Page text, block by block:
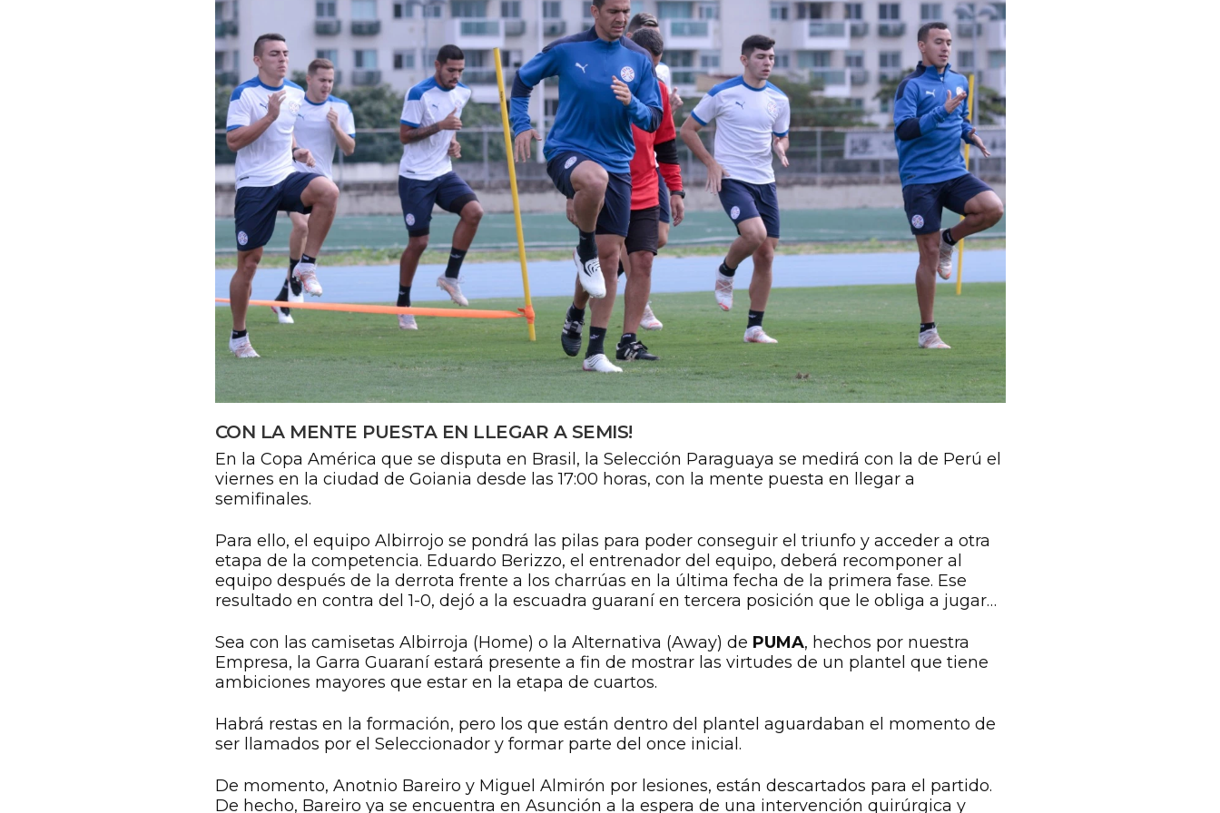
CON LA MENTE PUESTA EN LLEGAR A SEMIS!
En la Copa América que se disputa en Brasil, la Selección Paraguaya se medirá con la de Perú el
viernes en la ciudad de Goiania desde las 17:00 horas, con la mente puesta en llegar a
semifinales.
Para ello, el equipo Albirrojo se pondrá las pilas para poder conseguir el triunfo y acceder a otra
etapa de la competencia. Eduardo Berizzo, el entrenador del equipo, deberá recomponer al
equipo después de la derrota frente a los charrúas en la última fecha de la primera fase. Ese
resultado en contra del 1-0, dejó a la escuadra guaraní en tercera posición que le obliga a jugar
Sea con las camisetas Albirroja (Home) o la Alternativa (Away) de PUMA, hechos por nuestra
Empresa, la Garra Guaraní estará presente a fin de mostrar las virtudes de un plantel que tiene
ambiciones mayores que estar en la etapa de cuartos.
Habrá restas en la formación, pero los que están dentro del plantel aguardaban el momento de
ser llamados por el Seleccionador y formar parte del once inicial.
De momento, Anotnio Bareiro y Miguel Almirón por lesiones, están descartados para el partido.
De hecho, Bareiro ya se encuentra en Asunción a la espera de una intervención quirúrgica y